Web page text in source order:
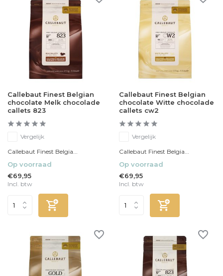
Callebaut Finest Belgian
chocolate Melk chocolade
callets 823
Vergelijk
Callebaut Finest Belgia...
Op voorraad
€69,95
Incl. btw
Callebaut Finest Belgian
chocolate Witte chocolade
callets cw2
Vergelijk
Callebaut Finest Belgia...
Op voorraad
€69,95
Incl. btw